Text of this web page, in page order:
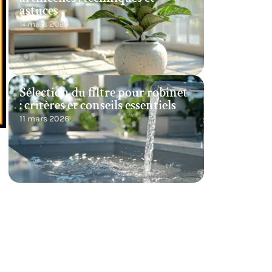
astuces
11 mars 2026
Sélection du filtre pour robinet
: critères et conseils essentiels
11 mars 2026